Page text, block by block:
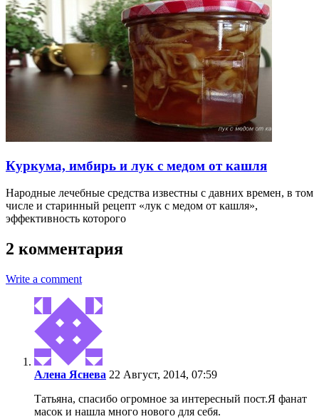
Куркума, имбирь и лук с медом от кашля
Народные лечебные средства известны с давних времен, в том
числе и старинный рецепт «лук с медом от кашля»,
эффективность которого
2 комментария
Write a comment
Алена Яснева 22 Август, 2014, 07:59
Татьяна, спасибо огромное за интересный пост.Я фанат
масок и нашла много нового для себя.